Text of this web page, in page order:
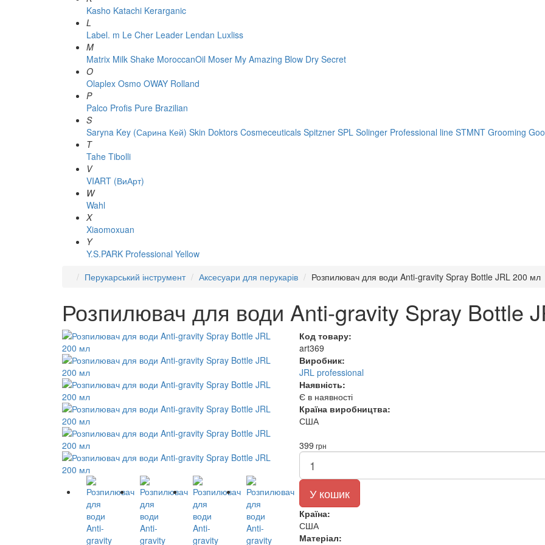
Kasho Katachi Kerarganic
L
Label. m Le Cher Leader Lendan Luxliss
M
Matrix Milk Shake MoroccanOil Moser My Amazing Blow Dry Secret
O
Olaplex Osmo OWAY Rolland
P
Palco Profis Pure Brazilian
S
Saryna Key (Сарина Кей) Skin Doktors Cosmeceuticals Spitzner SPL Solinger Professional line STMNT Grooming
T
Tahe Tibolli
V
VIART (ВиАрт)
W
Wahl
X
Xiaomoxuan
Y
Y.S.PARK Professional Yellow
Перукарський інструмент
Аксесуари для перукарів Розпилювач для води Anti-gravity Spray Bottle JRL 200 мл
Розпилювач для води Anti-gravity Spray Bottle
Код товару:
art369
Виробник:
JRL professional
Наявність:
Є в наявності
Країна виробництва:
США
399 грн
У кошик
Країна:
США
Матеріал: